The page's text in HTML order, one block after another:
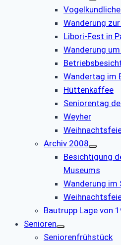
Wanderung
Libori-Fest in
Wanderung
Wandertag im
Hüttenkaffee
Seniorentag
Weyher
Archiv 2008
Besichtigung
Museums
Wanderung im
Bautrupp Lage von
Senioren
Seniorenfrühstück